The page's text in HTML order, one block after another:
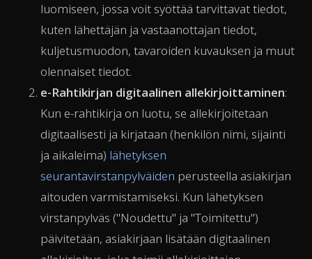
luomiseen, jossa voit syöttää tarvittavat tiedot,
kuten lähettäjän ja vastaanottajan tiedot,
kuljetusmuodon, tavaroiden kuvauksen ja muut
olennaiset tiedot.
e-Rahtikirjan digitaalinen allekirjoittaminen:
Kun e-rahtikirja on luotu, se allekirjoitetaan
digitaalisesti ja kirjataan (henkilön nimi, sijainti
ja aikaleima) lähetyksen
seurantavirstanpylväiden perusteella asiakirjan
aitouden varmistamiseksi. Kun lähetyksen
virstanpylväs ("Noudettu" ja "Toimitettu")
päivitetään, asiakirjaan lisätään digitaalinen